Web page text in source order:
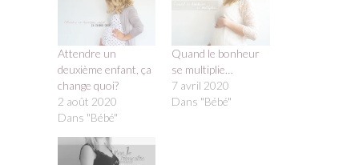
Attendre un
deuxième enfant, ça
change quoi?
2 août 2020
Dans "Bébé"
Quand le bonheur
se multiplie…
7 avril 2020
Dans "Bébé"